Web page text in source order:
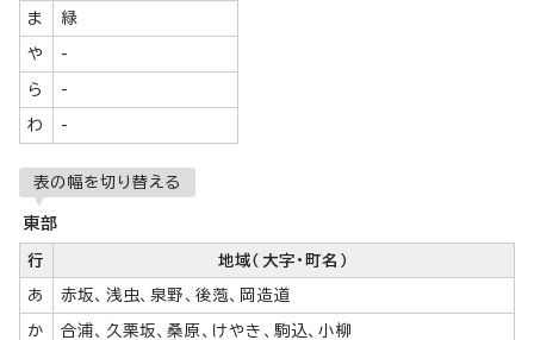
ま 緑
や -
ら -
わ -
表の幅を切り替える
東部
行 地域（大字・町名）
あ 赤坂、浅虫、泉野、後萢、岡造道
か 合浦、久栗坂、桑原、けやき、駒込、小柳